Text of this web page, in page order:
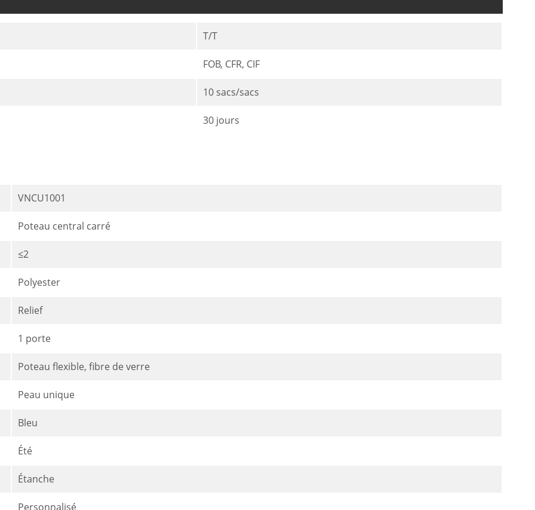
T/T
FOB, CFR, CIF
10 sacs/sacs
30 jours
VNCU1001
Poteau central carré
≤2
Polyester
Relief
1 porte
Poteau flexible, fibre de verre
Peau unique
Bleu
Été
Étanche
Personnalisé